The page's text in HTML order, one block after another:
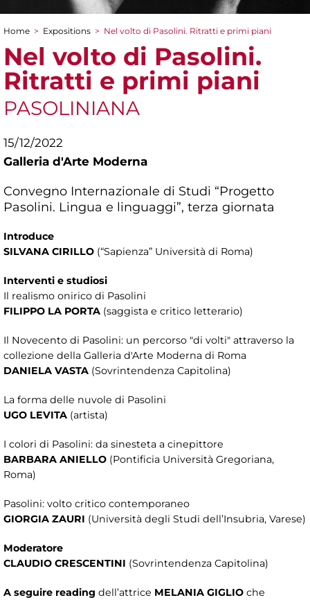
You are here
Home > Expositions > Nel volto di Pasolini. Ritratti e primi piani
Nel volto di Pasolini.
Ritratti e primi piani
PASOLINIANA
15/12/2022
Galleria d'Arte Moderna
Convegno Internazionale di Studi “Progetto
Pasolini. Lingua e linguaggi”, terza giornata
Introduce
SILVANA CIRILLO (“Sapienza” Università di Roma)
Interventi e studiosi
Il realismo onirico di Pasolini
FILIPPO LA PORTA (saggista e critico letterario)
Il Novecento di Pasolini: un percorso "di volti" attraverso la
collezione della Galleria d'Arte Moderna di Roma
DANIELA VASTA (Sovrintendenza Capitolina)
La forma delle nuvole di Pasolini
UGO LEVITA (artista)
I colori di Pasolini: da sinesteta a cinepittore
BARBARA ANIELLO (Pontificia Università Gregoriana,
Roma)
Pasolini: volto critico contemporaneo
GIORGIA ZAURI (Università degli Studi dell’Insubria, Varese)
Moderatore
CLAUDIO CRESCENTINI (Sovrintendenza Capitolina)
A seguire reading dell’attrice MELANIA GIGLIO che